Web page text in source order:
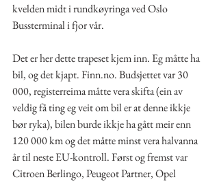
kvelden midt i rundkøyringa ved Oslo
Bussterminal i fjor vår.
Det er her dette trapeset kjem inn. Eg måtte ha
bil, og det kjapt. Finn.no. Budsjettet var 30
000, registerreima måtte vera skifta (ein av
veldig få ting eg veit om bil er at denne ikkje
bør ryka), bilen burde ikkje ha gått meir enn
120 000 km og det måtte minst vera halvanna
år til neste EU-kontroll. Først og fremst var
Citroen Berlingo, Peugeot Partner, Opel